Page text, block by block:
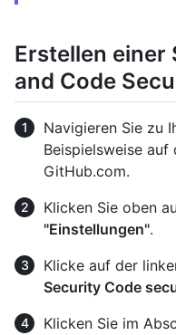
Erstellen einer
and Code
Navigieren Sie zu
Beispielsweise auf
GitHub.com.
Klicken Sie oben
"Einstellungen".
Klicke auf der
Security Code
Klicken Sie im